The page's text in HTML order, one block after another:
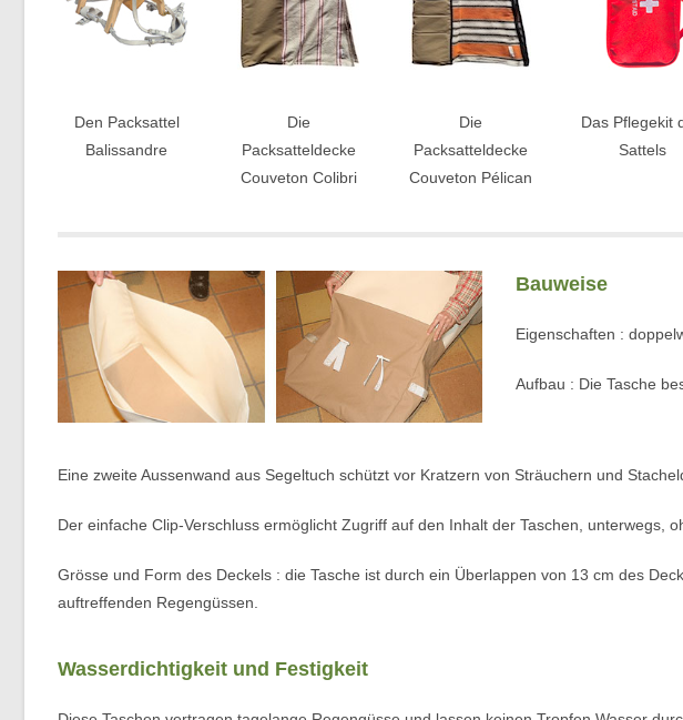
Den Packsattel
Balissandre
Die
Packsatteldecke
Couveton Colibri
Die
Packsatteldecke
Couveton Pélican
Das Pflegekit
Sattels
Bauweise
Eigenschaften :
Aufbau : Die Tasche
Eine zweite Aussenwand aus Segeltuch schützt vor Kratzern von Sträuchern und
Der einfache Clip-Verschluss ermöglicht Zugriff auf den Inhalt der Taschen, unterwegs,
Grösse und Form des Deckels : die Tasche ist durch ein Überlappen von 13 cm des
auftreffenden Regengüssen.
Wasserdichtigkeit und Festigkeit